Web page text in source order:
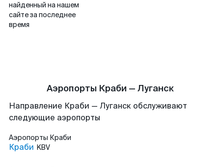
найденный на нашем
сайте за последнее
время
Аэропорты Краби — Луганск
Направление Краби — Луганск обслуживают
следующие аэропорты
Аэропорты Краби
Краби KBV